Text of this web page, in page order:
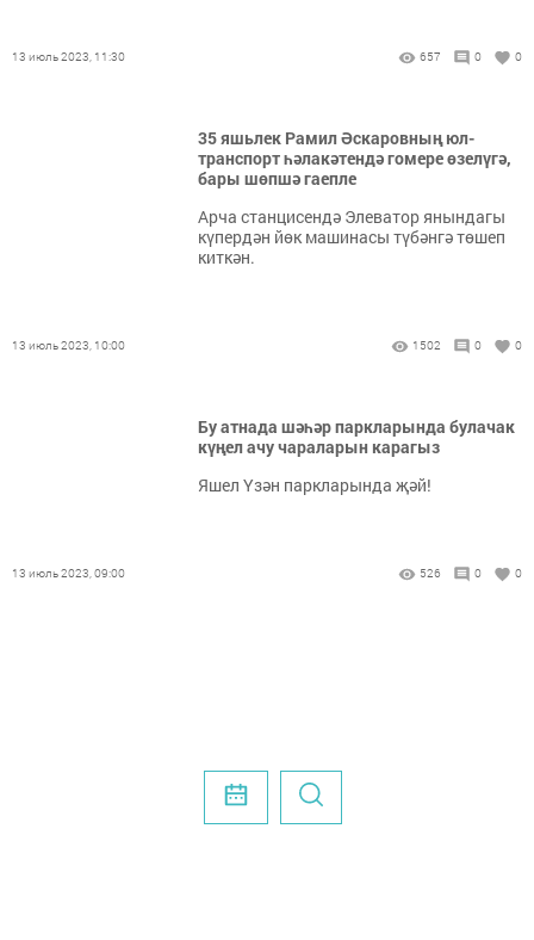
13 июль 2023, 11:30 657 0 0
35 яшьлек Рамил Әскаровның юл-
транспорт һәлакәтендә гомере өзелүгә,
бары шөпшә гаепле
Арча станцисендә Элеватор янындагы
күпердән йөк машинасы түбәнгә төшеп
киткән.
13 июль 2023, 10:00 1502 0 0
Бу атнада шәһәр паркларында булачак
күңел ачу чараларын карагыз
Яшел Үзән паркларында җәй!
13 июль 2023, 09:00 526 0 0